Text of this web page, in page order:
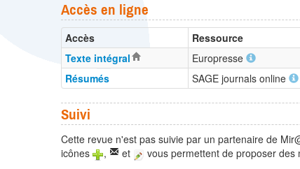
Accès en ligne
Accès Ressource
Texte intégral
Europresse
Résumés
SAGE journals online
Suivi
Cette revue n'est pas suivie par un partenaire de
icônes
, et vous permettent de proposer des